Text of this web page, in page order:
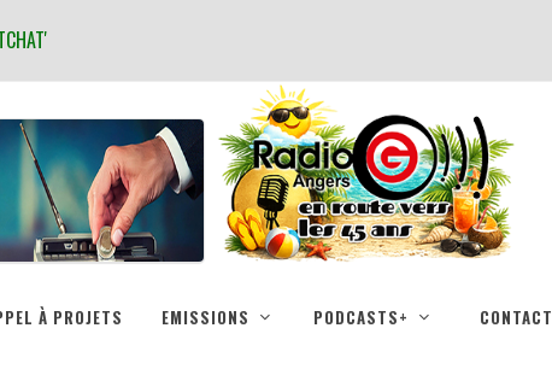
À PROJETS EMISSIONS PODCASTS+ CONTACT